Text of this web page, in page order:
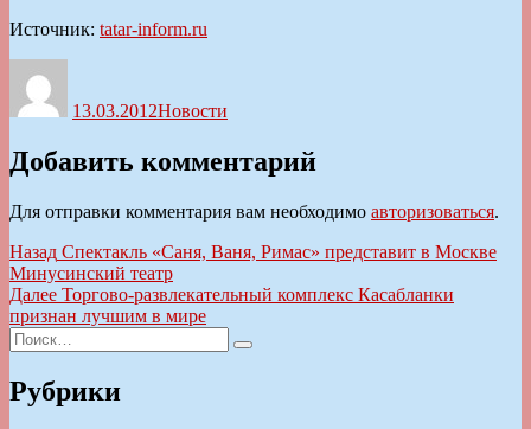
Источник: tatar-inform.ru
13.03.2012Новости
Добавить комментарий
Для отправки комментария вам необходимо авторизоваться.
Навигация
по
записям
Назад Предыдущая
запись:
Спектакль «Саня, Ваня, Римас» представит в Москве
Минусинский театр
Далее Следующая
запись:
Торгово-развлекательный комплекс Касабланки
признан лучшим в мире
Искать:
Поиск
Рубрики